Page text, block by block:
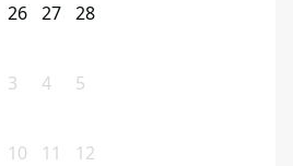
26 27 28
3 4 5
10 11 12